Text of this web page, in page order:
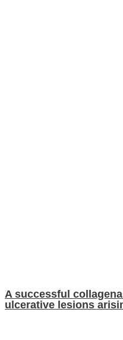
A successful
ulcerative lesions